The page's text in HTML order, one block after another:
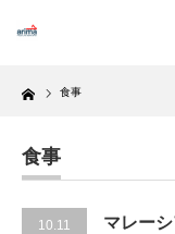
Home 食事
食事
10.11
マレー